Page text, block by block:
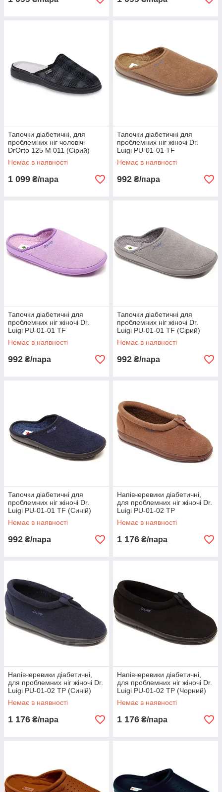
Тапочки діабетичні, для
проблемних ніг чоловічі
DrOrto 125 M 011 (Сірий)
Немає в наявності
1 099 ₴/пара
Тапочки діабетичні для
проблемних ніг жіночі Dr.
Luigi PU-01-01 TF
(Коричневий)
Немає в наявності
992 ₴/пара
Тапочки діабетичні для
проблемних ніг жіночі Dr.
Luigi PU-01-01 TF
(Фіолетовий)
Немає в наявності
992 ₴/пара
Тапочки діабетичні для
проблемних ніг жіночі Dr.
Luigi PU-01-01 TF (Сірий)
Немає в наявності
992 ₴/пара
Тапочки діабетичні для
проблемних ніг жіночі Dr.
Luigi PU-01-01 TF (Синій)
Немає в наявності
992 ₴/пара
Напівчеревики діабетичні,
для проблемних ніг жіночі Dr.
Luigi PU-01-02 TP
(Коричневий)
Немає в наявності
1 176 ₴/пара
Напівчеревики діабетичні,
для проблемних ніг жіночі Dr.
Luigi PU-01-02 TP (Синій)
Немає в наявності
1 176 ₴/пара
Напівчеревики діабетичні,
для проблемних ніг жіночі Dr.
Luigi PU-01-02 TP (Чорний)
Немає в наявності
1 176 ₴/пара